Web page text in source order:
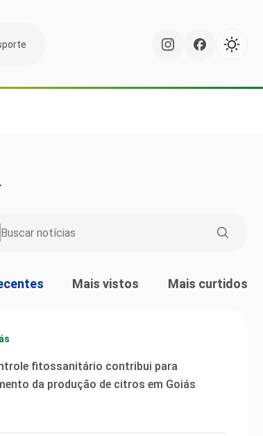
Mais vistos Mais curtidos
fitossanitário contribui para
da produção de citros em Goiás